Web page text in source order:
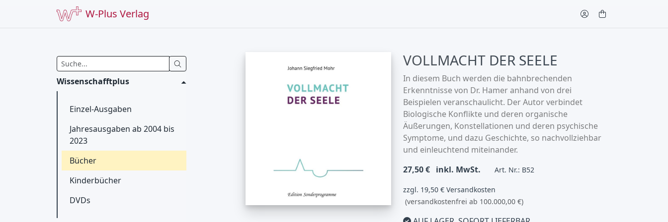
W-Plus Verlag
Wissenschafftplus
Einzel-Ausgaben
Jahresausgaben ab 2004 bis
2023
Bücher
Kinderbücher
DVDs
VOLLMACHT DER SEELE
In diesem Buch werden die bahnbrechenden
Erkenntnisse von Dr. Hamer anhand von drei
Beispielen veranschaulicht. Der Autor verbindet
Biologische Konflikte und deren organische
Äußerungen, Konstellationen und deren psychische
Symptome, und dazu Geschichte, so nachvollziehbar
und einleuchtend miteinander.
27,50 €
inkl. MwSt. Art. Nr.: B52
zzgl. 19,50 € Versandkosten
(versandkostenfrei ab 100.000,00 €)